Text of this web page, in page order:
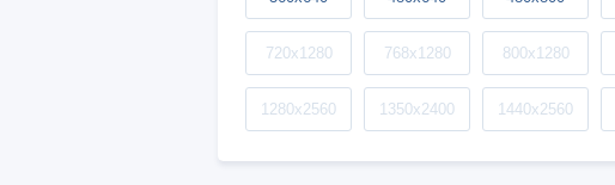
720x1280 768x1280 800x1280
1280x2560 1350x2400 1440x2560